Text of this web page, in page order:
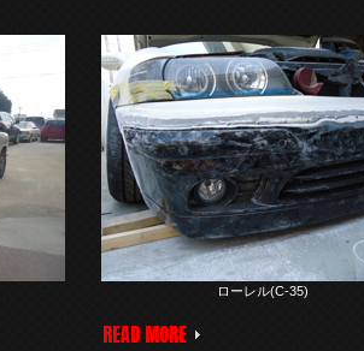
ローレル(C-35)
READ MORE